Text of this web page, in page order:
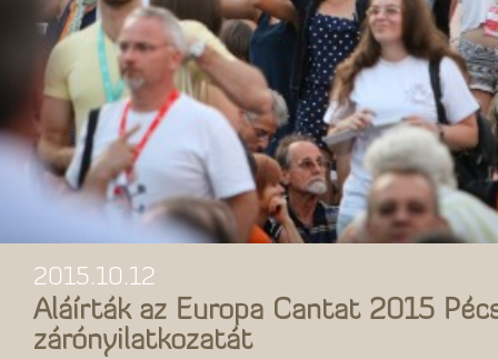
2015.10.12
Aláírták az Europa Cantat 2015
zárónyilatkozatát